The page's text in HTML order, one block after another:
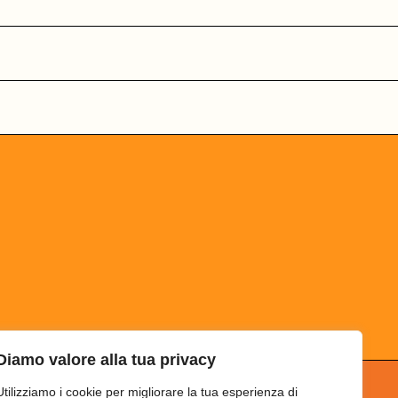
valore alla tua privacy
i cookie per migliorare la tua esperienza di